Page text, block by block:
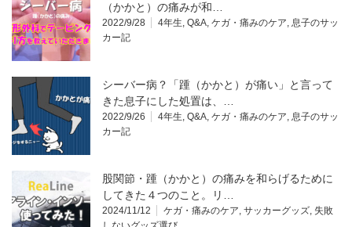
（かかと）の痛みが和…
2022/9/28 4年生, Q&A, ケガ・痛みのケア, 息子のサッ
カー記
シーバー病？「踵（かかと）が痛い」と言って
きた息子にした処置は、…
2022/9/26 4年生, Q&A, ケガ・痛みのケア, 息子のサッ
カー記
股関節・踵（かかと）の痛みを和らげるために
してきた４つのこと。リ…
2024/11/12 ケガ・痛みのケア, サッカーグッズ, 失敗